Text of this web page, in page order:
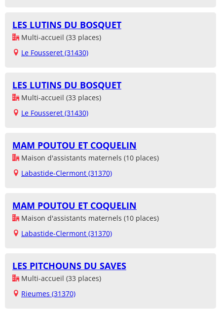
LES LUTINS DU BOSQUET
Multi-accueil (33 places)
Le Fousseret (31430)
LES LUTINS DU BOSQUET
Multi-accueil (33 places)
Le Fousseret (31430)
MAM POUTOU ET COQUELIN
Maison d'assistants maternels (10 places)
Labastide-Clermont (31370)
MAM POUTOU ET COQUELIN
Maison d'assistants maternels (10 places)
Labastide-Clermont (31370)
LES PITCHOUNS DU SAVES
Multi-accueil (33 places)
Rieumes (31370)